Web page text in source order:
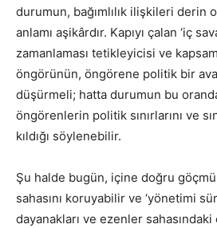
durumun, bağımlılık ilişkileri derin
anlamı aşikârdır. Kapıyı çalan ‘iç
zamanlaması tetikleyicisi ve
öngörünün, öngörene politik bir
düşürmeli; hatta durumun bu
öngörenlerin politik sınırlarını ve
kıldığı söylenebilir.
Şu halde bugün, içine doğru
sahasını koruyabilir ve ‘yönetimi
dayanakları ve ezenler sahasındaki